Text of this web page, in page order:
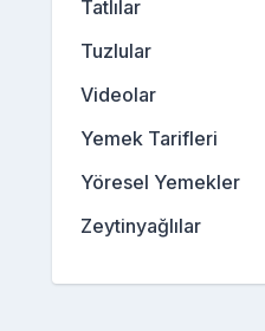
Tatlılar
Tuzlular
Videolar
Yemek Tarifleri
Yöresel Yemekler
Zeytinyağlılar